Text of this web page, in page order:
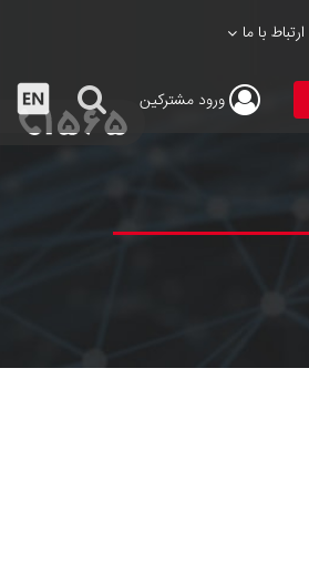
ارتباط با ما
ورود مشترکین